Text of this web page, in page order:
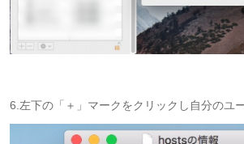
6.左下の「＋」マークをクリックし自分のユ